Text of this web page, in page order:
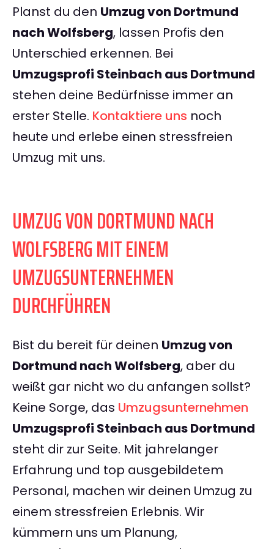
Planst du den Umzug von Dortmund
nach Wolfsberg, lassen Profis den
Unterschied erkennen. Bei
Umzugsprofi Steinbach aus Dortmund
stehen deine Bedürfnisse immer an
erster Stelle. Kontaktiere uns noch
heute und erlebe einen stressfreien
Umzug mit uns.
UMZUG VON DORTMUND NACH
WOLFSBERG MIT EINEM
UMZUGSUNTERNEHMEN
DURCHFÜHREN
Bist du bereit für deinen Umzug von
Dortmund nach Wolfsberg, aber du
weißt gar nicht wo du anfangen sollst?
Keine Sorge, das Umzugsunternehmen
Umzugsprofi Steinbach aus Dortmund
steht dir zur Seite. Mit jahrelanger
Erfahrung und top ausgebildetem
Personal, machen wir deinen Umzug zu
einem stressfreien Erlebnis. Wir
kümmern uns um Planung,